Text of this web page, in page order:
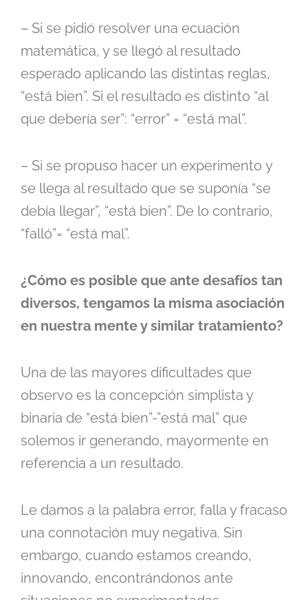
– Si se pidió resolver una ecuación
matemática, y se llegó al resultado
esperado aplicando las distintas reglas,
“está bien”. Si el resultado es distinto “al
que debería ser”: “error” = “está mal”.
– Si se propuso hacer un experimento y
se llega al resultado que se suponía “se
debía llegar”, “está bien”. De lo contrario,
“falló”= “está mal”.
¿Cómo es posible que ante desafíos tan
diversos, tengamos la misma asociación
en nuestra mente y similar tratamiento?
Una de las mayores dificultades que
observo es la concepción simplista y
binaria de “está bien”-”está mal” que
solemos ir generando, mayormente en
referencia a un resultado.
Le damos a la palabra error, falla y fracaso
una connotación muy negativa. Sin
embargo, cuando estamos creando,
innovando, encontrándonos ante